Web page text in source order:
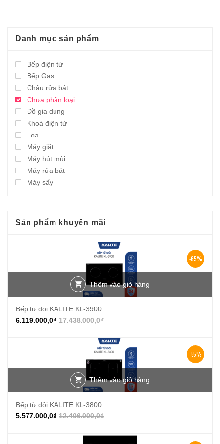
Danh mục sản phẩm
Bếp điện từ
Bếp Gas
Chậu rửa bát
Chưa phân loại
Đồ gia dụng
Khoá điện tử
Loa
Máy giặt
Máy hút mùi
Máy rửa bát
Máy sấy
Sản phẩm khuyến mãi
-65%
Thêm vào giỏ hàng
Bếp từ đôi KALITE KL-3900
17.438.000,0₫
6.119.000,0₫
-55%
Thêm vào giỏ hàng
Bếp từ đôi KALITE KL-3800
12.406.000,0₫
5.577.000,0₫